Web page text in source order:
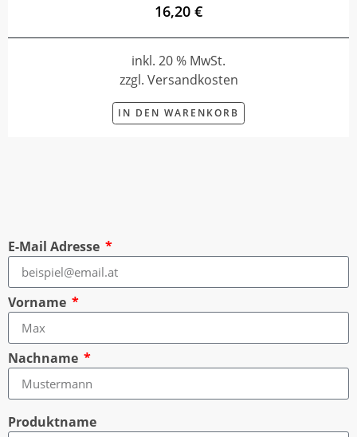
16,20 €
inkl. 20 % MwSt.
zzgl. Versandkosten
IN DEN WARENKORB
E-Mail Adresse
Vorname
Nachname
Produktname